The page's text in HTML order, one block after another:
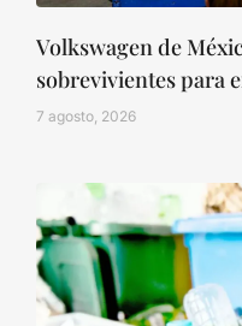
Volkswagen de
sobrevivientes para
7 agosto, 2026